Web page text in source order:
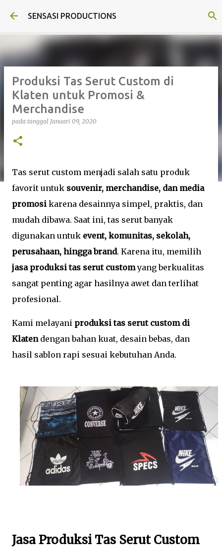
Langsung ke konten utama
SENSASI PRODUCTIONS
Produksi Tas Serut Custom di
Klaten untuk Promosi &
Merchandise
pada tanggal Januari 09, 2020
Tas serut custom menjadi salah satu produk
favorit untuk souvenir, merchandise, dan media
promosi karena desainnya simpel, praktis, dan
mudah dibawa. Saat ini, tas serut banyak
digunakan untuk event, komunitas, sekolah,
perusahaan, hingga brand. Karena itu, memilih
jasa produksi tas serut customyang berkualitas
sangat penting agar hasilnya awet dan terlihat
profesional.
Kami melayani produksi tas serut custom di
Klatendengan bahan kuat, desain bebas, dan
hasil sablon rapi sesuai kebutuhan Anda.
Jasa Produksi Tas Serut Custom